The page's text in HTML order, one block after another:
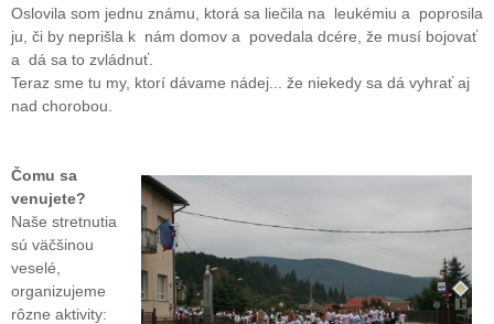
Oslovila som jednu známu, ktorá sa liečila na leukémiu a poprosila
ju, či by neprišla k nám domov a povedala dcére, že musí bojovať
a dá sa to zvládnuť.
Teraz sme tu my, ktorí dávame nádej... že niekedy sa dá vyhrať aj
nad chorobou.
Čomu sa
venujete?
Naše stretnutia
sú väčšinou
veselé,
organizujeme
rôzne aktivity: